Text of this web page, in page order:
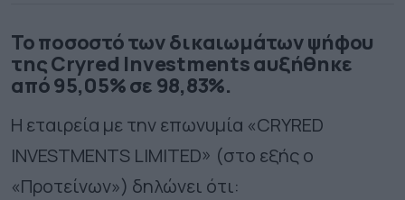
Το ποσοστό των δικαιωμάτων ψήφου
της Cryred Investments αυξήθηκε
από 95,05% σε 98,83%.
Η εταιρεία με την επωνυμία «CRYRED
INVESTMENTS LIMITED» (στο εξής ο
«Προτείνων») δηλώνει ότι: